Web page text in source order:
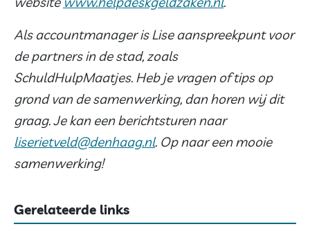
Als accountmanager is Lise aanspreekpunt voor
de partners in de stad, zoals
SchuldHulpMaatjes. Heb je vragen of tips op
grond van de samenwerking, dan horen wij dit
graag. Je kan een berichtsturen naar
liserietveld@denhaag.nl. Op naar een mooie
samenwerking!
Gerelateerde links